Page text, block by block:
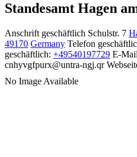
Standesamt Hagen
Anschrift geschäftlich Schulstr. 7
49170 Germany Telefon
geschäftlich: +49540197729 E-
cnhyvgfpurx@untra-ngj.qr
No Image Available